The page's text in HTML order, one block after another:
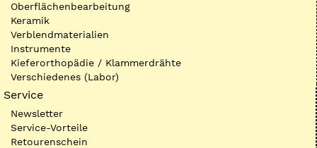
Oberflächenbearbeitung
Keramik
Verblendmaterialien
Instrumente
Kieferorthopädie / Klammerdrähte
Verschiedenes (Labor)
Service
Newsletter
Service-Vorteile
Retourenschein